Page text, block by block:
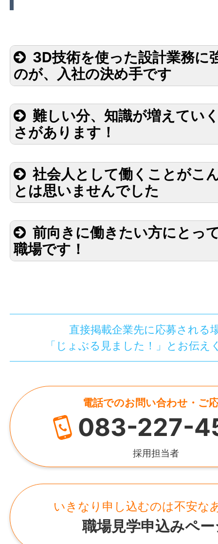
3D技術を使った設計業務に
のが、入社の決め手です
難しい分、知識が増えてい
さがあります！
社会人として働くことがこ
とは思いませんでした
前向きに働きたい方にとっ
職場です！
直接掲載企業先に応募される
「じょぶる見ました！」とお伝え
電話でのお問い合わせ・ご
083-227-
採用担当者
いきなり申し込むのは不安な
職場見学申込みペ